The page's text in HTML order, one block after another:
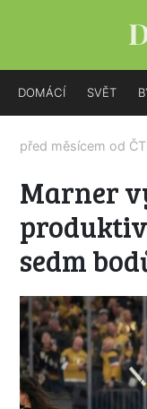
DOMÁCÍ SVĚT
před měsícem od
Marner
sedm